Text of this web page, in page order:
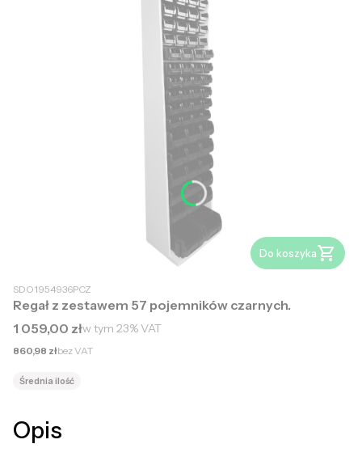
Do koszyka
SDO1954936PCZ
Regał z zestawem 57 pojemników czarnych.
Cena brutto
1 059,00 złw tym 23%VAT
Cena netto
860,98 złbez VAT
Średnia ilość
Opis